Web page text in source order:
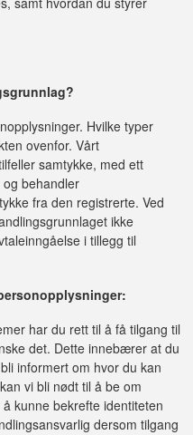
Hvilke typer
ovenfor. Vårt
samtykke, med ett
behandler
fra den registrerte. Ved
ikke
i tillegg til
har du rett til å få tilgang til
det. Dette innebærer at du
informert om hvor du kan
vi bli nødt til å be om
kunne bekrefte identiteten
dersom tilgang